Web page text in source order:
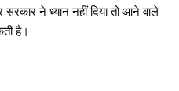
ने ध्यान नहीं दिया तो आने वाले
है।